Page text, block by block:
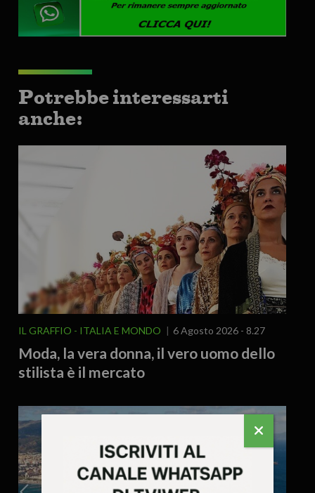
Potrebbe interessarti
anche:
IL GRAFFIO ITALIA E MONDO 6 Agosto 2026 - 8.27
Moda, la vera donna, il vero uomo dello
stilista è il mercato